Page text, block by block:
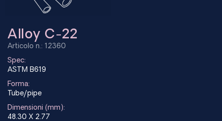
Alloy C-22
Articolo n.: 12360
Spec:
ASTM B619
Forma:
Tube/pipe
Dimensioni (mm):
48.30 X 2.77